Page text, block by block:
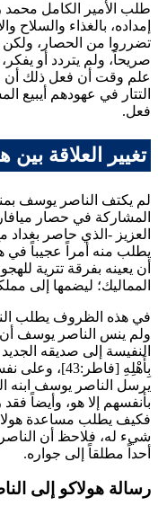
طلب الأمير الكامل محمد
إمداده، بالغذاء والسلاح
تضرروا من الحصار، ولكن
صريحاً، ولم يتردد أو
علم وقت أن فعل ذلك أن
التتار في عهودهم أيبيع
فعل.
تغيير العلاقة
لم يكتف الناصر يوسف
المشاركة في حصار
العزيز -الذي حاصر بغداد
يطلب منه أمراً عجيباً في
أن يعينه بفرقة تترية
المماليك؛ ليضمها إلى
في هذه الظروف يطلب
ولم ينس الناصر يوسف
النفيسة إلى صديقه الجديد
بِأَهْلِهِ [فاطر:43]، وعلى نفسها جنت براقش. فقد استكبر
يرسل الناصر يوسف ابنه
بأنفسهم إلا هو، وأيضاً
فكيف يطلب مساعدة
شيء له، فلاحظ أن
أحداً مطلقاً إلى جواره.
رسالة هولاكو إلى